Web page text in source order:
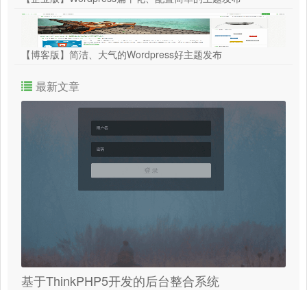
【博客版】简洁、大气的Wordpress好主题发布
最新文章
基于ThinkPHP5开发的后台整合系统